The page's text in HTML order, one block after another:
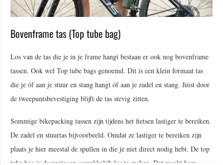
Bovenframe tas (Top tube bag)
Los van de tas die je in je frame hangt bestaan er ook nog bovenframe
tassen. Ook wel Top tube bags genoemd. Dit is een klein formaat tas
die je óf aan je stuur en stang hangt óf aan je zadel en stang. Juist door
de tweepuntsbevestiging blijft de tas stevig zitten.
Sommige bikepacking tassen zijn tijdens het fietsen lastiger te bereiken.
De zadel en stuurtas bijvoorbeeld. Omdat ze lastiger te bereiken zijn
plaats je hier meestal de spullen in die je niet direct nodig hebt. De top
tube bag is daarentegen gemakkelijk los te maken. Dat maakt hem